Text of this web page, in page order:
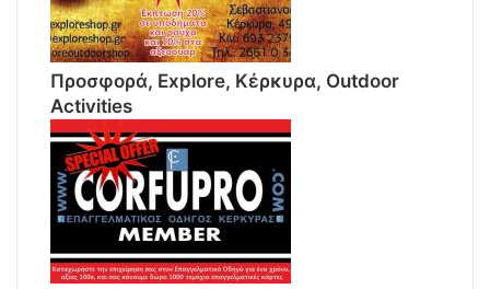
Προσφορά, Explore, Κέρκυρα, Outdoor
Activities